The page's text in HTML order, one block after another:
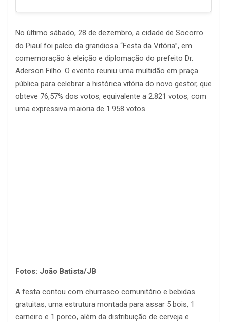
No último sábado, 28 de dezembro, a cidade de Socorro
do Piauí foi palco da grandiosa “Festa da Vitória”, em
comemoração à eleição e diplomação do prefeito Dr.
Aderson Filho. O evento reuniu uma multidão em praça
pública para celebrar a histórica vitória do novo gestor, que
obteve 76,57% dos votos, equivalente a 2.821 votos, com
uma expressiva maioria de 1.958 votos.
Fotos: João Batista/JB
A festa contou com churrasco comunitário e bebidas
gratuitas, uma estrutura montada para assar 5 bois, 1
carneiro e 1 porco, além da distribuição de cerveja e